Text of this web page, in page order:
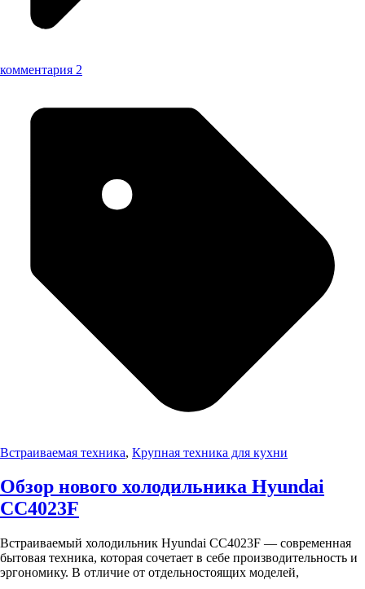
комментария 2
Встраиваемая техника, Крупная техника для кухни
Обзор нового холодильника Hyundai
CC4023F
Встраиваемый холодильник Hyundai CC4023F — современная
бытовая техника, которая сочетает в себе производительность и
эргономику. В отличие от отдельностоящих моделей,